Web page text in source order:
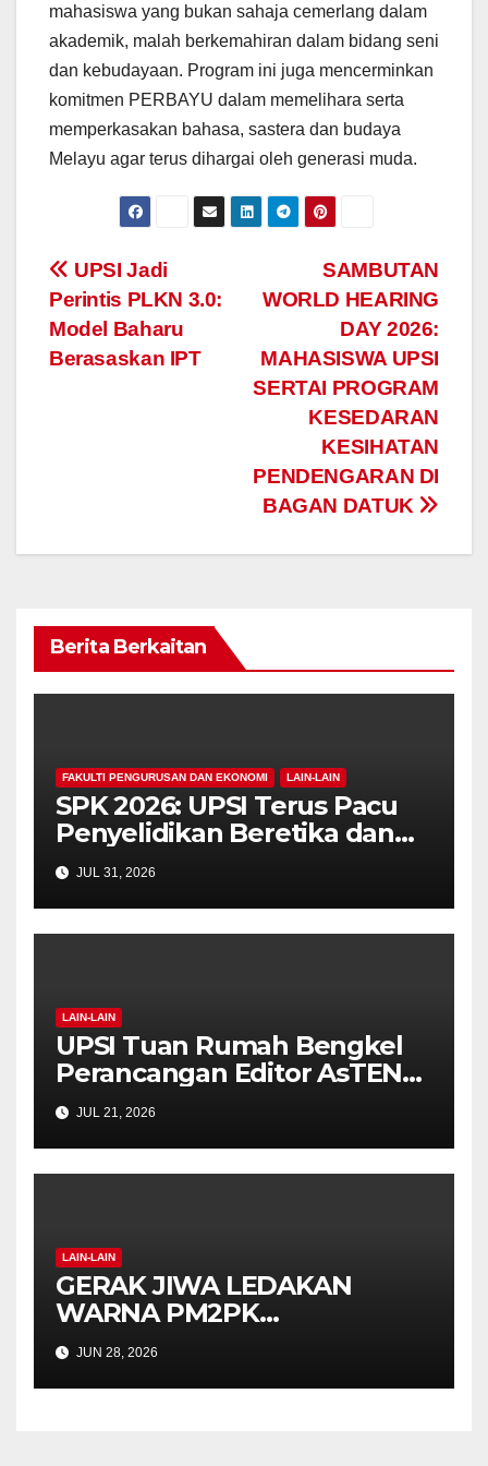
mahasiswa yang bukan sahaja cemerlang dalam
akademik, malah berkemahiran dalam bidang seni
dan kebudayaan. Program ini juga mencerminkan
komitmen PERBAYU dalam memelihara serta
memperkasakan bahasa, sastera dan budaya
Melayu agar terus dihargai oleh generasi muda.
Navigasi
kiriman
SAMBUTAN
WORLD HEARING
DAY 2026:
MAHASISWA UPSI
SERTAI PROGRAM
KESEDARAN
KESIHATAN
PENDENGARAN DI
BAGAN DATUK
UPSI Jadi
Perintis PLKN 3.0:
Model Baharu
Berasaskan IPT
Berita Berkaitan
FAKULTI PENGURUSAN DAN EKONOMI LAIN-LAIN
SPK 2026: UPSI Terus Pacu
Penyelidikan Beretika dan
Inovasi Berteraskan
Manusiawi Dalam Era AI
JUL 31, 2026
LAIN-LAIN
UPSI Tuan Rumah Bengkel
Perancangan Editor AsTEN
Journal of Teacher Training
Education
JUL 21, 2026
LAIN-LAIN
GERAK JIWA LEDAKAN
WARNA PM2PK
SEMARAKKAN FPM FEST
2026 DENGAN SEMANGAT
INKLUSIF DAN KREATIVITI
JUN 28, 2026